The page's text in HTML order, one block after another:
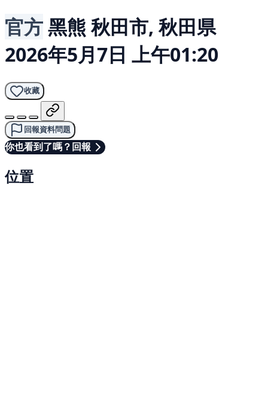
官方黑熊 秋田市, 秋田県
2026年5月7日 上午01:20
收藏
回報資料問題
你也看到了嗎？回報
位置